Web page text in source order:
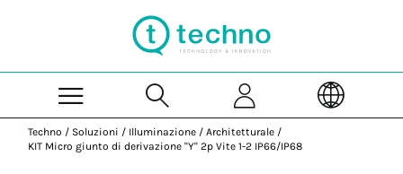
Techno / Soluzioni / Illuminazione / Architetturale /
KIT Micro giunto di derivazione "Y" 2p Vite 1-2 IP66/IP68